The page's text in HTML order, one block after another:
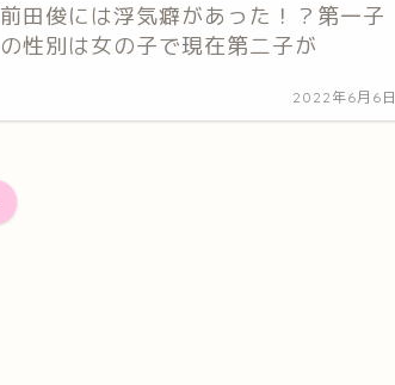
前田俊には浮気癖があった！？第一子
の性別は女の子で現在第二子が
2022年6月6日